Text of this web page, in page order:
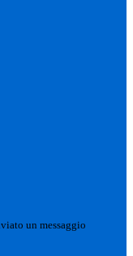
un messaggio